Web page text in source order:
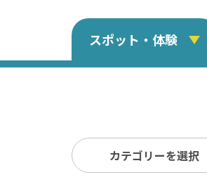
スポット・体験
カテゴリーを選択